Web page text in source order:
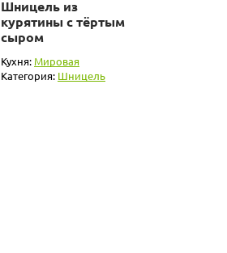
Шницель из
курятины с тёртым
сыром
Кухня: Мировая
Категория: Шницель